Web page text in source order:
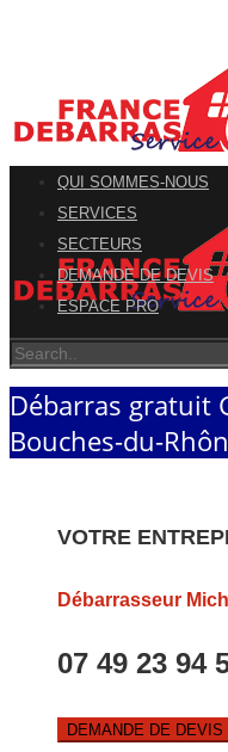
QUI SOMMES-NOUS
SERVICES
SECTEURS
DEMANDE DE DEVIS
ESPACE PRO
Débarras gratuit
Bouches-du-
VOTRE
Débarrasseur
07 49 23 94
DEMANDE DE DEVIS